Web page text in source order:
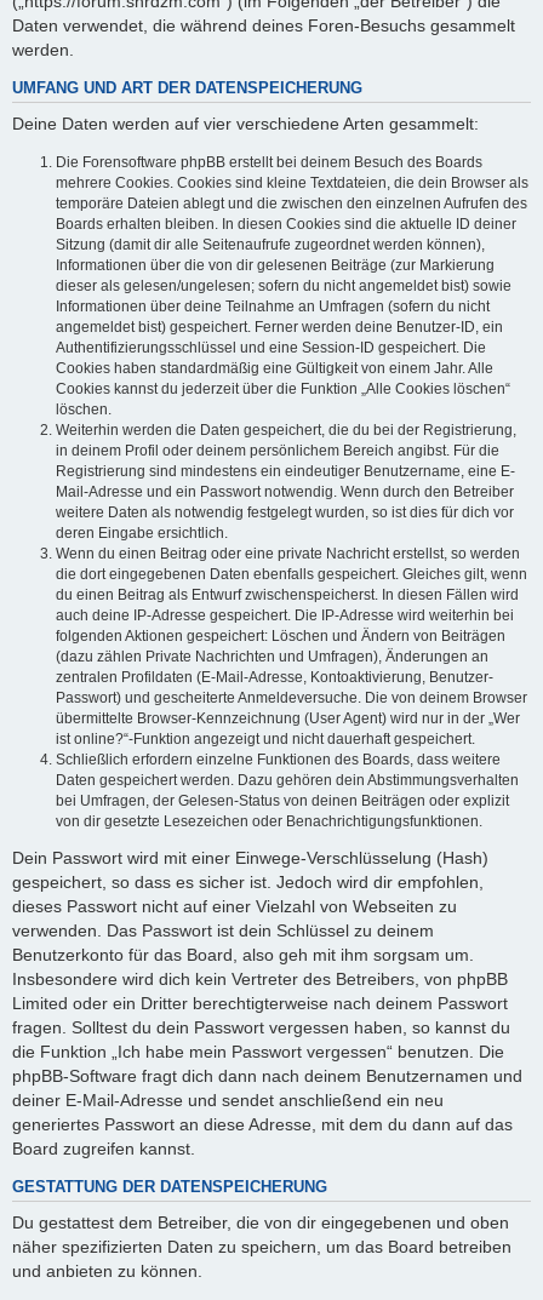
Daten verwendet, die während deines Foren-Besuchs gesammelt
werden.
UMFANG UND ART DER DATENSPEICHERUNG
Deine Daten werden auf vier verschiedene Arten gesammelt:
Die Forensoftware phpBB erstellt bei deinem Besuch des Boards
mehrere Cookies. Cookies sind kleine Textdateien, die dein Browser als
temporäre Dateien ablegt und die zwischen den einzelnen Aufrufen des
Boards erhalten bleiben. In diesen Cookies sind die aktuelle ID deiner
Sitzung (damit dir alle Seitenaufrufe zugeordnet werden können),
Informationen über die von dir gelesenen Beiträge (zur Markierung
dieser als gelesen/ungelesen; sofern du nicht angemeldet bist) sowie
Informationen über deine Teilnahme an Umfragen (sofern du nicht
angemeldet bist) gespeichert. Ferner werden deine Benutzer-ID, ein
Authentifizierungsschlüssel und eine Session-ID gespeichert. Die
Cookies haben standardmäßig eine Gültigkeit von einem Jahr. Alle
Cookies kannst du jederzeit über die Funktion „Alle Cookies löschen“
löschen.
Weiterhin werden die Daten gespeichert, die du bei der Registrierung,
in deinem Profil oder deinem persönlichem Bereich angibst. Für die
Registrierung sind mindestens ein eindeutiger Benutzername, eine E-
Mail-Adresse und ein Passwort notwendig. Wenn durch den Betreiber
weitere Daten als notwendig festgelegt wurden, so ist dies für dich vor
deren Eingabe ersichtlich.
Wenn du einen Beitrag oder eine private Nachricht erstellst, so werden
die dort eingegebenen Daten ebenfalls gespeichert. Gleiches gilt, wenn
du einen Beitrag als Entwurf zwischenspeicherst. In diesen Fällen wird
auch deine IP-Adresse gespeichert. Die IP-Adresse wird weiterhin bei
folgenden Aktionen gespeichert: Löschen und Ändern von Beiträgen
(dazu zählen Private Nachrichten und Umfragen), Änderungen an
zentralen Profildaten (E-Mail-Adresse, Kontoaktivierung, Benutzer-
Passwort) und gescheiterte Anmeldeversuche. Die von deinem Browser
übermittelte Browser-Kennzeichnung (User Agent) wird nur in der „Wer
ist online?“-Funktion angezeigt und nicht dauerhaft gespeichert.
Schließlich erfordern einzelne Funktionen des Boards, dass weitere
Daten gespeichert werden. Dazu gehören dein Abstimmungsverhalten
bei Umfragen, der Gelesen-Status von deinen Beiträgen oder explizit
von dir gesetzte Lesezeichen oder Benachrichtigungsfunktionen.
Dein Passwort wird mit einer Einwege-Verschlüsselung (Hash)
gespeichert, so dass es sicher ist. Jedoch wird dir empfohlen,
dieses Passwort nicht auf einer Vielzahl von Webseiten zu
verwenden. Das Passwort ist dein Schlüssel zu deinem
Benutzerkonto für das Board, also geh mit ihm sorgsam um.
Insbesondere wird dich kein Vertreter des Betreibers, von phpBB
Limited oder ein Dritter berechtigterweise nach deinem Passwort
fragen. Solltest du dein Passwort vergessen haben, so kannst du
die Funktion „Ich habe mein Passwort vergessen“ benutzen. Die
phpBB-Software fragt dich dann nach deinem Benutzernamen und
deiner E-Mail-Adresse und sendet anschließend ein neu
generiertes Passwort an diese Adresse, mit dem du dann auf das
Board zugreifen kannst.
GESTATTUNG DER DATENSPEICHERUNG
Du gestattest dem Betreiber, die von dir eingegebenen und oben
näher spezifizierten Daten zu speichern, um das Board betreiben
und anbieten zu können.